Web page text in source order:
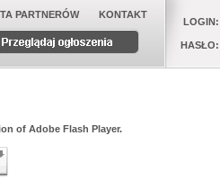
PARTNERÓW KONTAKT
LOGIN:
HASŁO:
of Adobe Flash Player.